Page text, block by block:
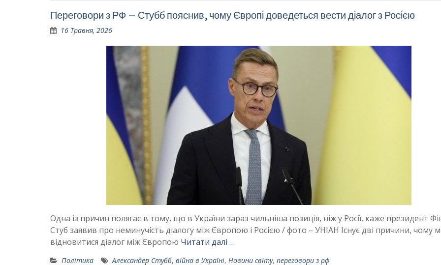
Переговори з РФ – Стубб пояснив, чому Європі доведеться вести діалог з Росією
16 Травня, 2026
Одна із причин полягає в тому, що в України зараз чильніша позиція, ніж у Росії, каже президент
Стуб заявив про неминучість діалогу між Європою і Росією / фото – УНІАН Існує дві причини, чому
відновитися діалог між Європою Читати далі …
Політика Александер Стубб, війна в Україні, Новини світу, переговори з рф